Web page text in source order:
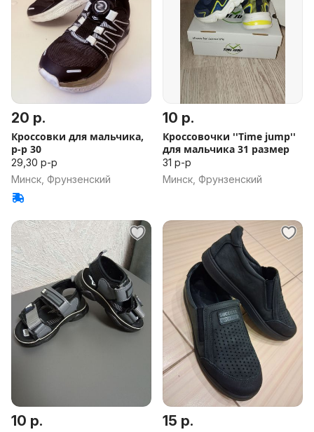
20 р.
Кроссовки для мальчика,
р-р 30
29,30 р-р
Минск, Фрунзенский
10 р.
Кроссовочки ''Time jump''
для мальчика 31 размер
31 р-р
Минск, Фрунзенский
10 р. 15 р.